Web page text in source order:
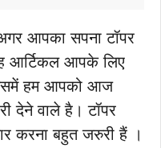
आपका सपना टॉपर
आर्टिकल आपके लिए
हम आपको आज
देने वाले है। टॉपर
करना बहुत जरुरी हैं ।